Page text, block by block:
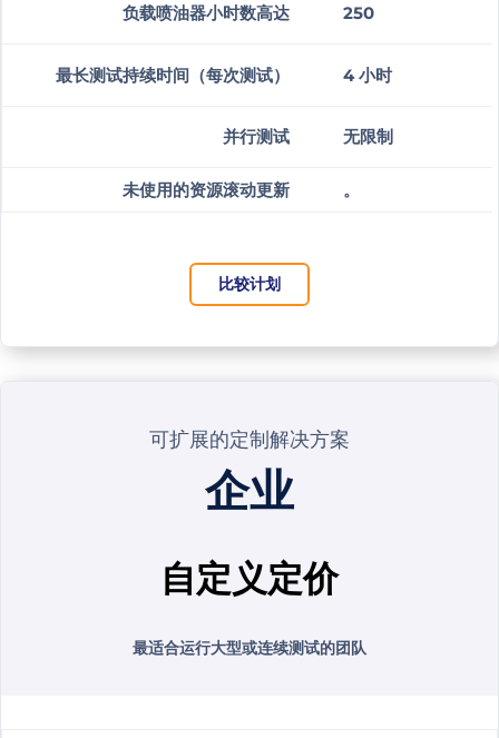
负载喷油器小时数高达 250
最长测试持续时间（每次测试） 4 小时
并行测试 无限制
未使用的资源滚动更新 。
比较计划
可扩展的定制解决方案
企业
自定义定价
最适合运行大型或连续测试的团队